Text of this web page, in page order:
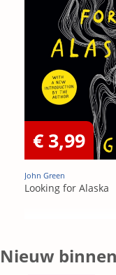
€ 3,99
John Green
Looking for Alaska
Nieuw binnen